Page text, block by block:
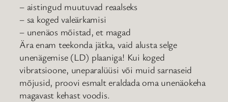
– aistingud muutuvad reaalseks
– sa koged valeärkamisi
– unenäos mõistad, et magad
Ära enam teekonda jätka, vaid alusta selge
unenägemise (LD) plaaniga! Kui koged
vibratsioone, uneparalüüsi või muid sarnaseid
mõjusid, proovi esmalt eraldada oma unenäokeha
magavast kehast voodis.